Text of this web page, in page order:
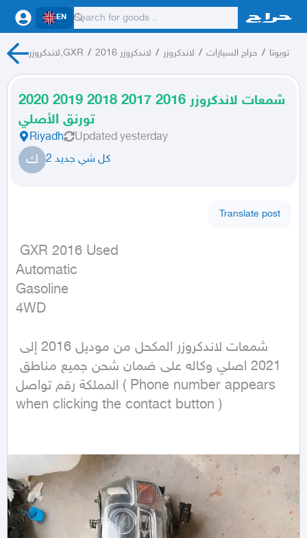
EN
لاندكروزر,GXR / لاندكروزر 2016 / لاندكروزر / حراج السيارات / تويوتا
شمعات لاندكروزر 2016 2017 2018 2019 2020
تورنق الأصلي
Riyadh Updated yesterday
ك كل شي جديد 2
Translate post
Automatic
Gasoline
4WD
المملكة رقم تواصل ( Phone number appears
when clicking the contact button )